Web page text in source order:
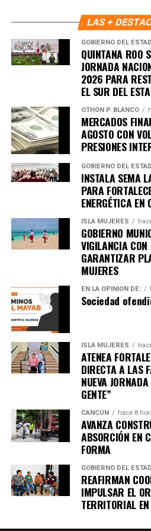
Benito Juárez avanza hacia un
basado en la participación activa,
responsabilidad compartida.
Fuente: 5to Poder Agencia de
Recibe las
Únete al canal oficial
Quinto Podery recibe
importantes de
en tu teléfono.
Unirme al canal de
LAS +
GOBIERNO DEL
QUINTANA ROO
JORNADA
2026 PARA
EL SUR DEL
OTHON P. BLANCO
MERCADOS
AGOSTO CON
PRESIONES
GOBIERNO DEL
INSTALA SEMA
PARA
ENERGÉTICA EN
ISLA MUJERES
GOBIERNO
VIGILANCIA
GARANTIZAR
MUJERES
EN LA OPINIÓN DE:
Sociedad
ISLA MUJERES
ATENEA
DIRECTA A LAS
NUEVA
GENTE”
CANCÚN hace 8
AVANZA
ABSORCIÓN EN
FORMA
GOBIERNO DEL
REAFIRMAN
IMPULSAR EL
TERRITORIAL